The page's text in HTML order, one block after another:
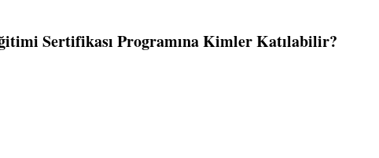
Sertifikası Programına Kimler Katılabilir?